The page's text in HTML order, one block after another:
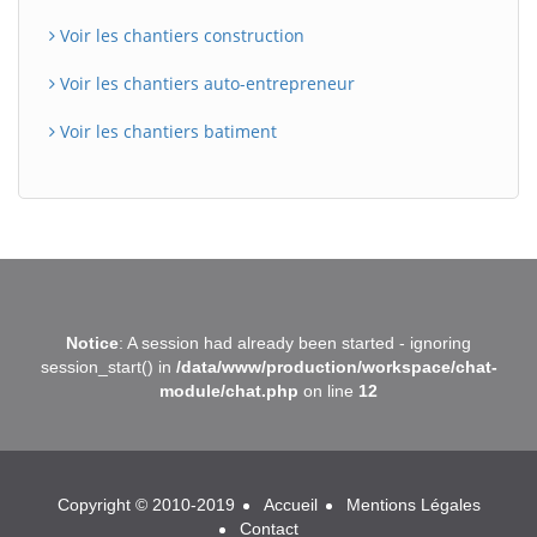
Voir les chantiers construction
Voir les chantiers auto-entrepreneur
Voir les chantiers batiment
Notice: A session had already been started - ignoring
session_start() in /data/www/production/workspace/chat-
module/chat.php on line 12
B
Assistant en ligne
Copyright © 2010-2019 Accueil
Mentions Légales
Contact